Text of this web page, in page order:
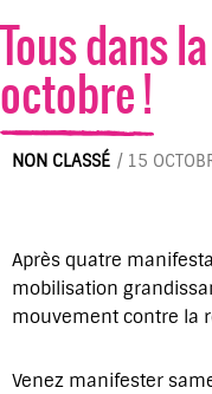
Tous dans
octobre !
NON CLASSÉ / 15
Après quatre
mobilisation
mouvement contre la
Venez manifester